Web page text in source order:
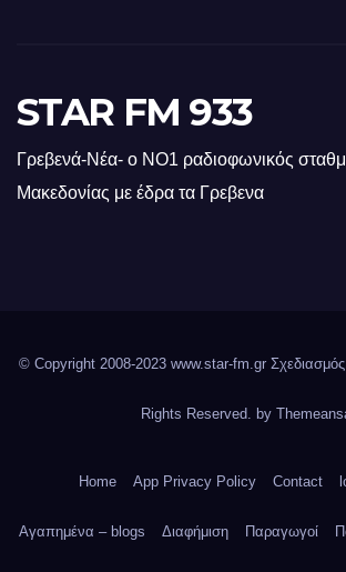
STAR FM 933
Γρεβενά-Νέα- ο ΝΟ1 ραδιοφωνικός
Μακεδονίας με έδρα τα Γρεβενα
© Copyright 2008-2023 www.star-fm.gr Σχεδιασμός
Rights Reserved. by
Home App Privacy Policy Contact
Αγαπημένα – blogs Διαφήμιση Παραγωγοί